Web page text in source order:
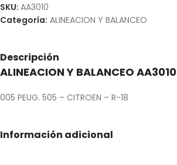
SKU: AA3010
Categoría: ALINEACION Y BALANCEO
Descripción
ALINEACION Y BALANCEO AA3010
005 PEUG. 505 – CITROEN – R-18
Información adicional